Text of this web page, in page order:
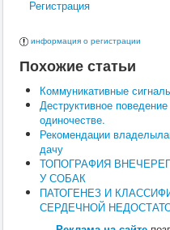
Поведение
Кошки
Ветеринария
Хирургия
Терапия
Заразные
Инвазионные
Кормление
Поведение
Воспроизводство
Птицы
Ветеринария
Анатомия и
Регистрация
информация о регистрации
Похожие статьи
Коммуникативные
Деструктивное
одиночестве.
Рекомендации
дачу
ТОПОГРАФИЯ
У СОБАК
ПАТОГЕНЕЗ И
СЕРДЕЧНОЙ